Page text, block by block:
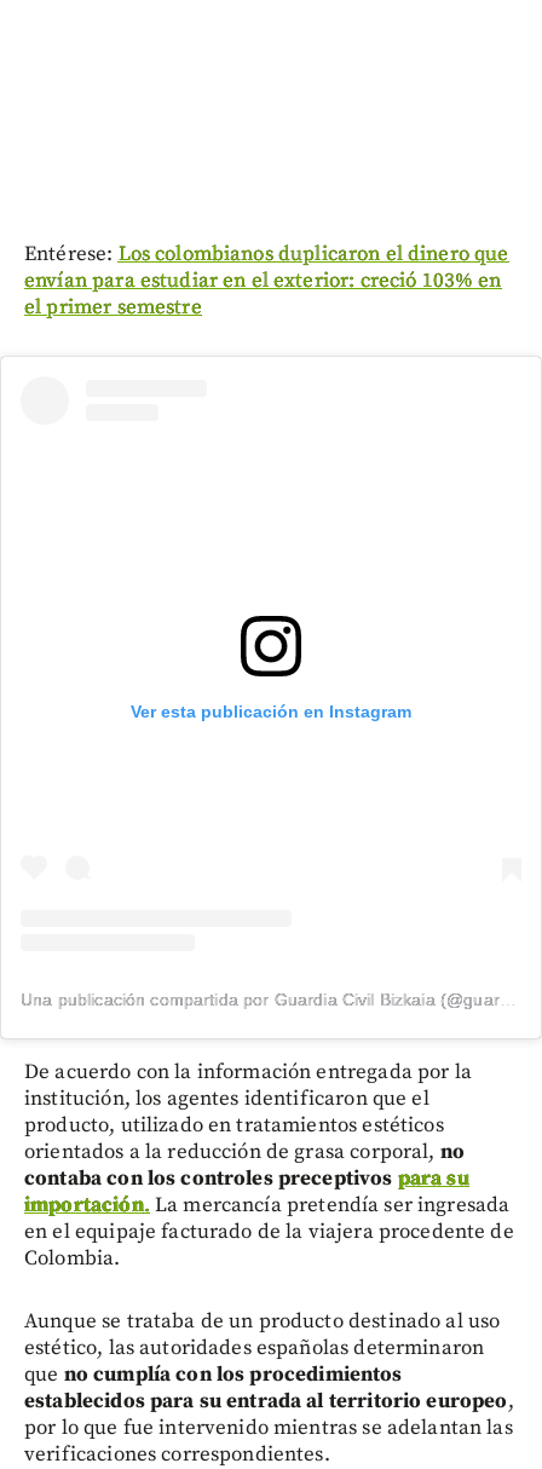
Entérese: Los colombianos duplicaron el dinero que
envían para estudiar en el exterior: creció 103% en
el primer semestre
Ver esta publicación en Instagram
Una publicación compartida por Guardia Civil Bizkaia (@guardiacivilbizkaia)
De acuerdo con la información entregada por la
institución, los agentes identificaron que el
producto, utilizado en tratamientos estéticos
orientados a la reducción de grasa corporal, no
contaba con los controles preceptivos para su
importación. La mercancía pretendía ser ingresada
en el equipaje facturado de la viajera procedente de
Colombia.
Aunque se trataba de un producto destinado al uso
estético, las autoridades españolas determinaron
que no cumplía con los procedimientos
establecidos para su entrada al territorio europeo,
por lo que fue intervenido mientras se adelantan las
verificaciones correspondientes.